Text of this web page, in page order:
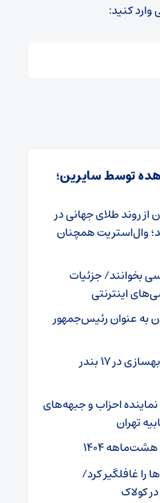
وارد کنید:
توسط سایرین؛
روند طلای جهانی در
وال‌استریت همچنان
بخوانند/ جزئیات
اینترنتی
به عنوان رئیس‌جمهور
آغاز اجرای پروژه‌های بهسازی در ۱۷ بندر
احزاب و جبهه‌های
تهران
۱۴۰۴
غافلگیر کرد/